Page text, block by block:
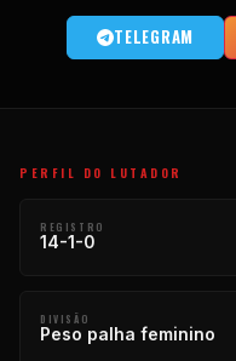
TELEGRAM
PERFIL DO LUTADOR
REGISTRO
14-1-0
DIVISÃO
Peso palha feminino